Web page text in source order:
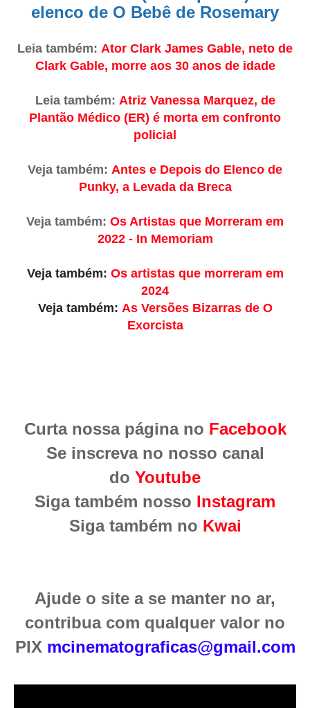
elenco de O Bebê de Rosemary
Leia também: Ator Clark James Gable, neto de
Clark Gable, morre aos 30 anos de idade
Leia também: Atriz Vanessa Marquez, de
Plantão Médico (ER) é morta em confronto
policial
Veja também: Antes e Depois do Elenco de
Punky, a Levada da Breca
Veja também: Os Artistas que Morreram em
2022 - In Memoriam
Veja também: Os artistas que morreram em
2024
Veja também: As Versões Bizarras de O
Exorcista
Curta nossa página no Facebook
Se inscreva no nosso canal
do Youtube
Siga também nosso Instagram
Siga também no Kwai
Ajude o site a se manter no ar,
contribua com qualquer valor no
PIX mcinematograficas@gmail.com